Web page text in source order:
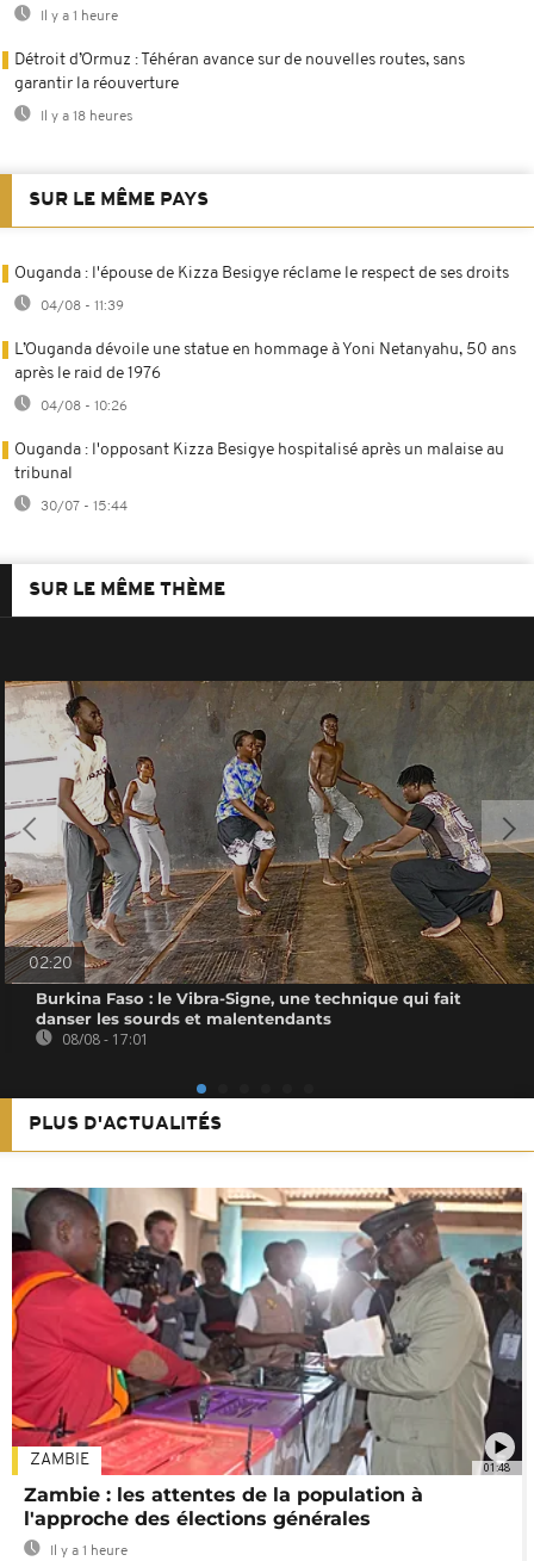
Il y a 1 heure
Détroit d’Ormuz : Téhéran avance sur de nouvelles routes, sans
garantir la réouverture
Il y a 18 heures
SUR LE MÊME PAYS
Ouganda : l'épouse de Kizza Besigye réclame le respect de ses droits
04/08 - 11:39
L’Ouganda dévoile une statue en hommage à Yoni Netanyahu, 50 ans
après le raid de 1976
04/08 - 10:26
Ouganda : l'opposant Kizza Besigye hospitalisé après un malaise au
tribunal
30/07 - 15:44
SUR LE MÊME THÈME
02:20
Burkina Faso : le Vibra-Signe, une technique qui fait
danser les sourds et malentendants
08/08 - 17:01
PLUS D'ACTUALITÉS
01:48
ZAMBIE
Zambie : les attentes de la population à
l'approche des élections générales
Il y a 1 heure